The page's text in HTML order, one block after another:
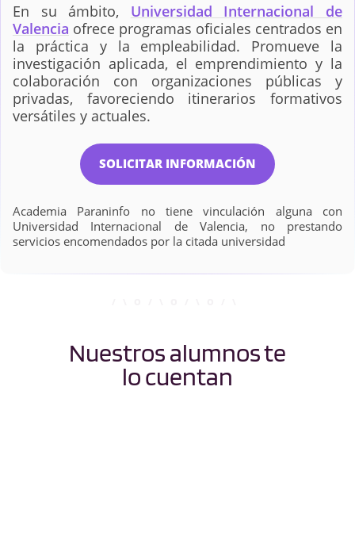
En su ámbito, Universidad Internacional de
Valencia ofrece programas oficiales centrados en
la práctica y la empleabilidad. Promueve la
investigación aplicada, el emprendimiento y la
colaboración con organizaciones públicas y
privadas, favoreciendo itinerarios formativos
versátiles y actuales.
SOLICITAR INFORMACIÓN
Academia Paraninfo no tiene vinculación alguna con
Universidad Internacional de Valencia, no prestando
servicios encomendados por la citada universidad
Nuestros alumnos te
lo cuentan